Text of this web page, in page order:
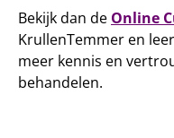
Bekijk dan de Online
KrullenTemmer en
meer kennis en
behandelen.